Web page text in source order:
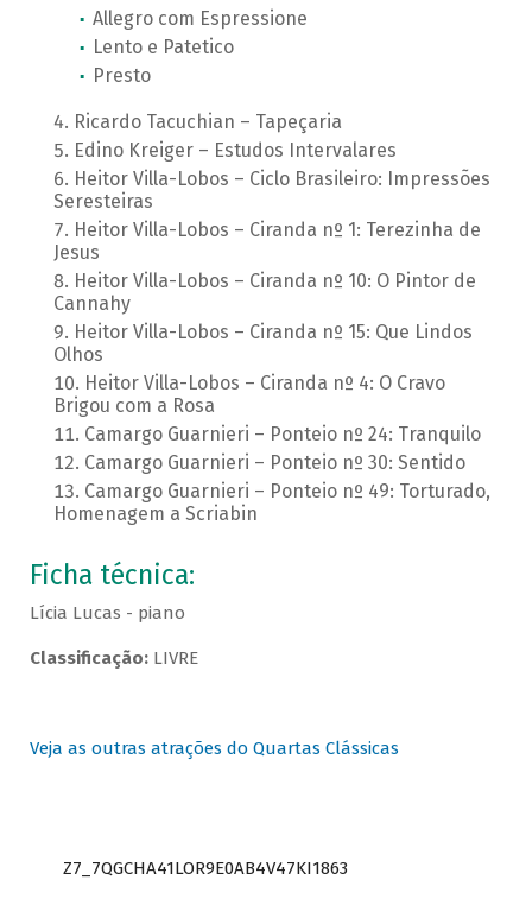
Allegro com Espressione
Lento e Patetico
Presto
Ricardo Tacuchian – Tapeçaria
Edino Kreiger – Estudos Intervalares
Heitor Villa-Lobos – Ciclo Brasileiro: Impressões
Seresteiras
Heitor Villa-Lobos – Ciranda nº 1: Terezinha de
Jesus
Heitor Villa-Lobos – Ciranda nº 10: O Pintor de
Cannahy
Heitor Villa-Lobos – Ciranda nº 15: Que Lindos
Olhos
Heitor Villa-Lobos – Ciranda nº 4: O Cravo
Brigou com a Rosa
Camargo Guarnieri – Ponteio nº 24: Tranquilo
Camargo Guarnieri – Ponteio nº 30: Sentido
Camargo Guarnieri – Ponteio nº 49: Torturado,
Homenagem a Scriabin
Ficha técnica:
Lícia Lucas - piano
Classificação:LIVRE
Veja as outras atrações do Quartas Clássicas
Z7_7QGCHA41LOR9E0AB4V47KI1863